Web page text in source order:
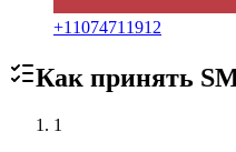
+11074711912
Как принять
1